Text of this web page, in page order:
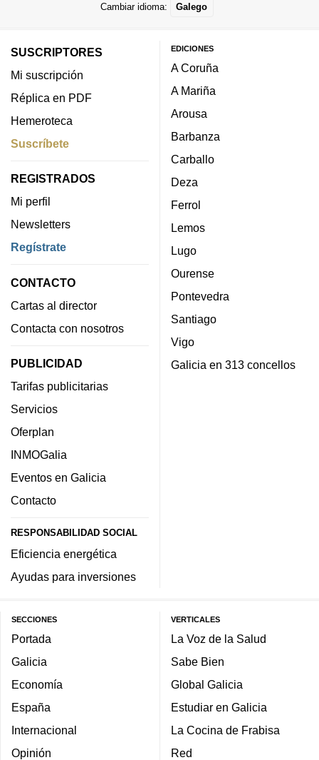
Cambiar idioma: Galego
SUSCRIPTORES
Mi suscripción
Réplica en PDF
Hemeroteca
Suscríbete
REGISTRADOS
Mi perfil
Newsletters
Regístrate
CONTACTO
Cartas al director
Contacta con nosotros
PUBLICIDAD
Tarifas publicitarias
Servicios
Oferplan
INMOGalia
Eventos en Galicia
Contacto
RESPONSABILIDAD SOCIAL
Eficiencia energética
Ayudas para inversiones
EDICIONES
A Coruña
A Mariña
Arousa
Barbanza
Carballo
Deza
Ferrol
Lemos
Lugo
Ourense
Pontevedra
Santiago
Vigo
Galicia en 313 concellos
SECCIONES
Portada
Galicia
Economía
España
Internacional
Opinión
VERTICALES
La Voz de la Salud
Sabe Bien
Global Galicia
Estudiar en Galicia
La Cocina de Frabisa
Red